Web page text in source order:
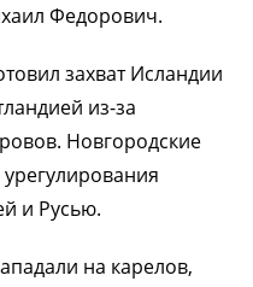
Федорович.
захват Исландии
из-за
Новгородские
и Русью.
на карелов,